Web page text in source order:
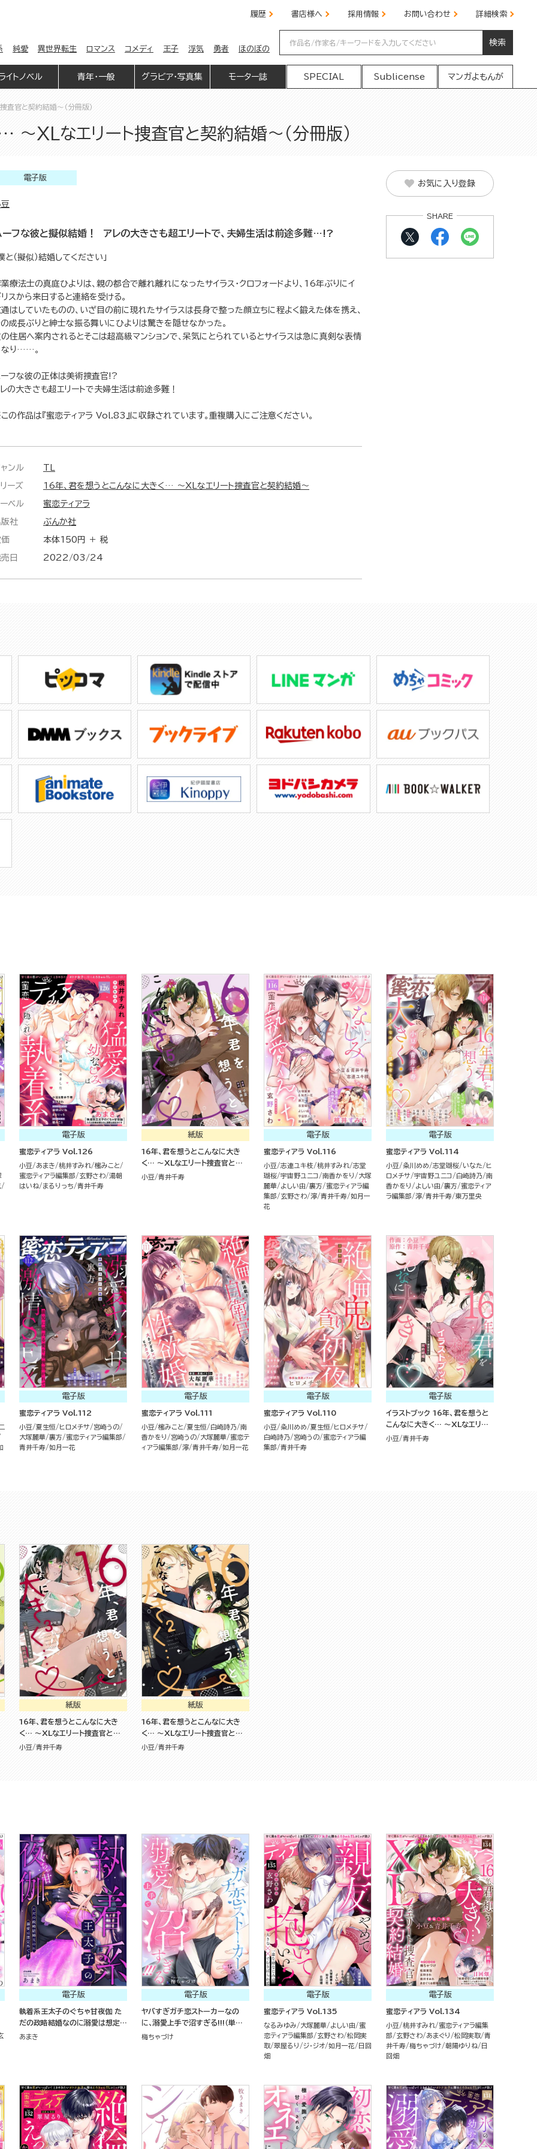
履歴 書店様へ 採用情報 お問い合わせ 詳細検索
純愛 異世界転生 ロマンス コメディ 王子 浮気 勇者 ほのぼの
検索
イトノベル 青年・一般 グラビア・写真集 モーター誌 SPECIAL Sublicense マンガよもんが
官と契約結婚～（分冊版）
～XLなエリート捜査官と契約結婚～（分冊版）
電子版
ーフな彼と擬似結婚！ アレの大きさも超エリートで、夫婦生活は前途多難…!?
と（擬似）結婚してください」
療法士の真庭ひよりは、親の都合で離れ離れになったサイラス・クロフォードより、16年ぶりにイ
スから来日すると連絡を受ける。
はしていたものの、いざ目の前に現れたサイラスは長身で整った顔立ちに程よく鍛えた体を携え、
成長ぶりと紳士な振る舞いにひよりは驚きを隠せなかった。
住居へ案内されるとそこは超高級マンションで、呆気にとられているとサイラスは急に真剣な表情
なり……。
フな彼の正体は美術捜査官!?
の大きさも超エリートで夫婦生活は前途多難！
の作品は『蜜恋ティアラ Vol.83』に収録されています。重複購入にご注意ください。
ンル
ーズ 16年、君を想うとこんなに大きく… ～XLなエリート捜査官と契約結婚～
ベル 蜜恋ティアラ
社 ぶんか社
本体150円 ＋ 税
日 2022/03/24
お気に入り登録
SHARE
電子版
蜜恋ティアラ Vol.126
小豆 あまき 桃井すみれ
櫁みこと
蜜恋ティアラ編集部
玄野さわ 湯朝
はいね
まるりっち 青井千寿
紙版
16年、君を想うとこんなに大き
く… ～XLなエリート捜査官と契
約結婚～ （5）
小豆 青井千寿
電子版
蜜恋ティアラ Vol.116
小豆 志連ユキ枝 桃井すみれ
志堂
瑚桜 宇宙野ユニコ 南香かをり
大塚
麗華
よしい由 裏方
蜜恋ティアラ編
集部
玄野さわ 濘 青井千寿 如月一
花
電子版
蜜恋ティアラ Vol.114
小豆 粂川めめ 志堂瑚桜 いなた
ヒ
ロメチサ
宇宙野ユニコ 白崎詩乃
南
香かをり
よしい由 裏方
蜜恋ティア
ラ編集部
濘 青井千寿 東万里央
電子版
蜜恋ティアラ Vol.112
小豆 夏生恒 ヒロメチサ
宮崎うの
大塚麗華 裏方
蜜恋ティアラ編集部
青井千寿 如月一花
電子版
蜜恋ティアラ Vol.111
小豆 櫁みこと 夏生恒 白崎詩乃
南
香かをり
宮崎うの 大塚麗華
蜜恋テ
ィアラ編集部
濘 青井千寿 如月一花
電子版
蜜恋ティアラ Vol.110
小豆 粂川めめ 夏生恒
ヒロメチサ
白崎詩乃
宮崎うの
蜜恋ティアラ編
集部
青井千寿
電子版
イラストブック 16年、君を想うと
こんなに大きく… ～XLなエリート
捜査官と契約結婚～
小豆 青井千寿
紙版
16年、君を想うとこんなに大き
く… ～XLなエリート捜査官と契
約結婚～ （3）
小豆 青井千寿
紙版
16年、君を想うとこんなに大き
く… ～XLなエリート捜査官と契
約結婚～ （2） 【かきおろし漫画＆
小豆 青井千寿
電子版
執着系王太子のぐちゃ甘夜伽 た
だの政略結婚なのに溺愛は想定外
です
あまき
電子版
ヤバすぎガチ恋ストーカーなの
に、溺愛上手で沼すぎる!!!（単話
版）
梅ちゃづけ
電子版
蜜恋ティアラ Vol.135
なるみゆみ 大塚麗華 よしい由
蜜
恋ティアラ編集部
玄野さわ 松岡実
取 翠屋るり ジ・ジオ 如月一花
日回
畑
電子版
蜜恋ティアラ Vol.134
小豆 桃井すみれ
蜜恋ティアラ編集
部
玄野さわ あまぐり 松岡実取 青
井千寿 梅ちゃづけ 朝陽ゆりね
日
回畑